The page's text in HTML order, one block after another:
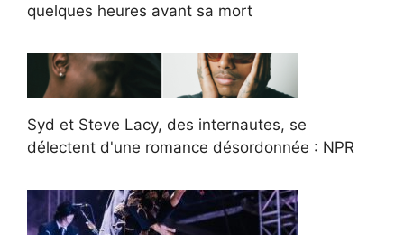
quelques heures avant sa mort
Syd et Steve Lacy, des internautes, se
délectent d'une romance désordonnée : NPR